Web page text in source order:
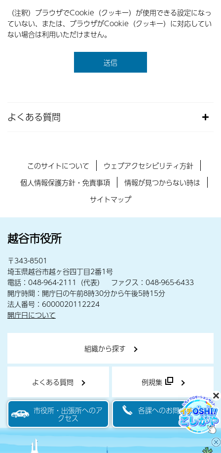
（注釈）ブラウザでCookie（クッキー）が使用できる設定になっ
ていない、または、ブラウザがCookie（クッキー）に対応してい
ない場合は利用いただけません。
よくある質問
このサイトについて
ウェブアクセシビリティ方針
個人情報保護方針・免責事項
情報が見つからない時は
サイトマップ
越谷市役所
〒343-8501
埼玉県越谷市越ヶ谷四丁目2番1号
電話：048-964-2111（代表） ファクス：048-965-6433
開庁時間：開庁日の午前8時30分から午後5時15分
法人番号：6000020112224
開庁日について
組織から探す
よくある質問 例規集
市役所・出張所へのア
クセス
各課へのお問い合わせ